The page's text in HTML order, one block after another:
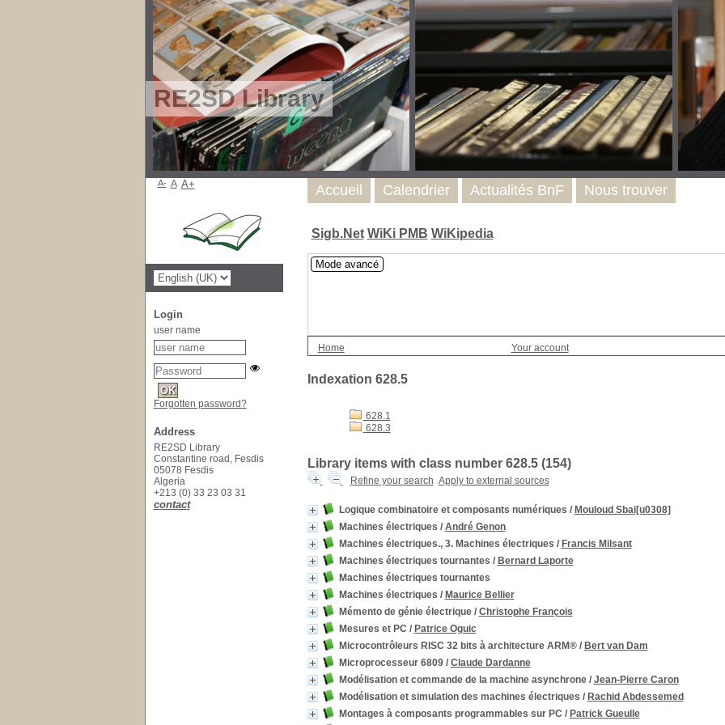
RE2SD Library
Sigb.Net WiKi PMB WiKipedia
Mode avancé
Home Your account
Indexation 628.5
628.1
628.3
Library items with class number 628.5 (154)
Refine your search Apply to external sources
Logique combinatoire et composants numériques / Mouloud Sbai[u0308]
Machines électriques / André Genon
Machines électriques., 3. Machines électriques / Francis Milsant
Machines électriques tournantes / Bernard Laporte
Machines électriques tournantes
Machines électriques / Maurice Bellier
Mémento de génie électrique/ Christophe François
Mesures et PC / Patrice Oguic
Microcontrôleurs RISC 32 bits à architecture ARM®/ Bert van Dam
Microprocesseur 6809/ Claude Dardanne
Modélisation et commande de la machine asynchrone/ Jean-Pierre Caron
Modélisation et simulation des machines électriques / Rachid Abdessemed
Montages à composants programmables sur PC / Patrick Gueulle
Accueil Calendrier Actualités BnF Nous trouver
A- A A+
Login
user name
Forgotten password?
Address
RE2SD Library
Constantine road, Fesdis
05078 Fesdis
Algeria
+213 (0) 33 23 03 31
contact